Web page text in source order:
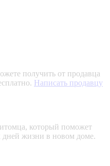
получить от продавца
Написать продавцу
который поможет
дней жизни в новом доме.